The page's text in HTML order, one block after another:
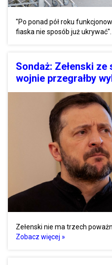
"Po ponad pół roku
fiaska nie sposób już ukrywać".
Sondaż: Zełenski
wojnie przegrałby
Zełenski nie ma trzech
Zobacz więcej »